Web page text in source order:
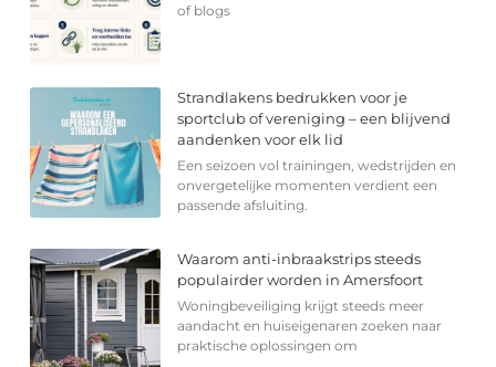
of blogs
Strandlakens bedrukken voor je
sportclub of vereniging – een blijvend
aandenken voor elk lid
Een seizoen vol trainingen, wedstrijden en
onvergetelijke momenten verdient een
passende afsluiting.
Waarom anti-inbraakstrips steeds
populairder worden in Amersfoort
Woningbeveiliging krijgt steeds meer
aandacht en huiseigenaren zoeken naar
praktische oplossingen om